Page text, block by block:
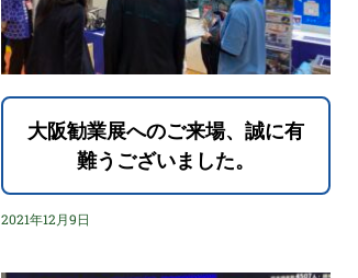
大阪勧業展へのご来場、誠に有
難うございました。
2021年12月9日